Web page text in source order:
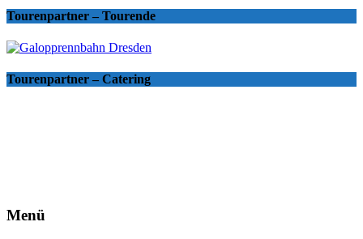
Tourenpartner – Tourende
Tourenpartner – Catering
Menü